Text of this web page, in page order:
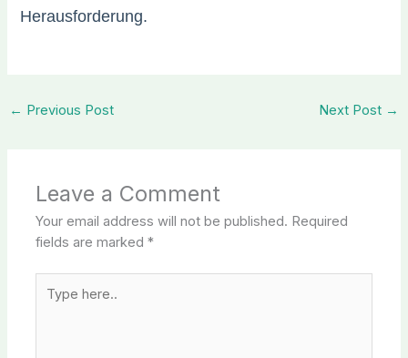
Herausforderung.
← Previous Post Next Post →
Leave a Comment
Your email address will not be published. Required
fields are marked*
here..